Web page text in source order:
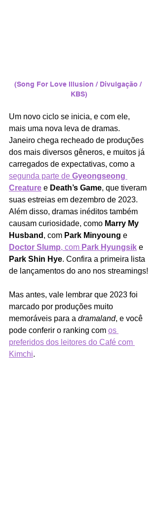
(Song For Love Illusion / Divulgação /
KBS)
Um novo ciclo se inicia, e com ele,
mais uma nova leva de dramas.
Janeiro chega recheado de produções
dos mais diversos gêneros, e muitos já
carregados de expectativas, como a
segunda parte de Gyeongseong
Creature e Death’s Game, que tiveram
suas estreias em dezembro de 2023.
Além disso, dramas inéditos também
causam curiosidade, como Marry My
Husband , com Park Minyoung e
Doctor Slump, com Park Hyungsik e
Park Shin Hye. Confira a primeira lista
de lançamentos do ano nos streamings!
Mas antes, vale lembrar que 2023 foi
marcado por produções muito
memoráveis para a dramaland, e você
pode conferir o ranking com os
preferidos dos leitores do Café com
Kimchi.